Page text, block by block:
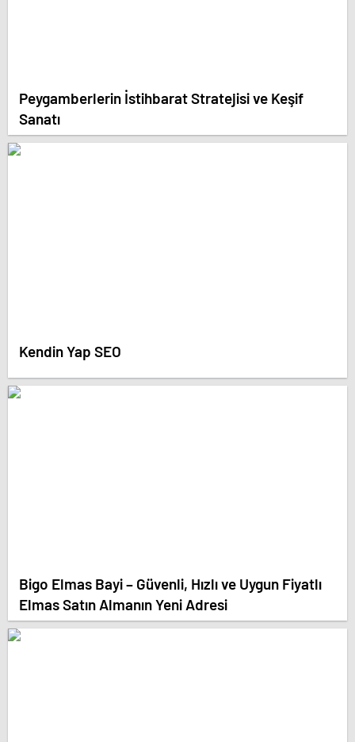
Peygamberlerin İstihbarat Stratejisi ve Keşif
Sanatı
Kendin Yap SEO
Bigo Elmas Bayi – Güvenli, Hızlı ve Uygun Fiyatlı
Elmas Satın Almanın Yeni Adresi